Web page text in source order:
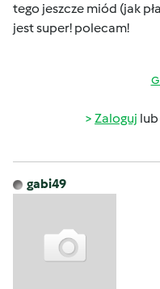
tego jeszcze miód (jak
jest super! polecam!
Zaloguj lub
gabi49